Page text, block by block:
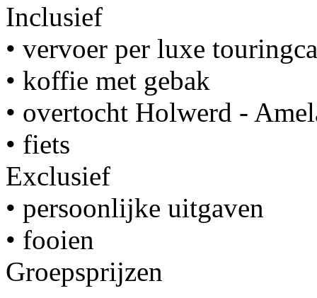
Inclusief
• vervoer per luxe
• koffie met gebak
• overtocht Holwerd -
• fiets
Exclusief
• persoonlijke uitgaven
• fooien
Groepsprijzen